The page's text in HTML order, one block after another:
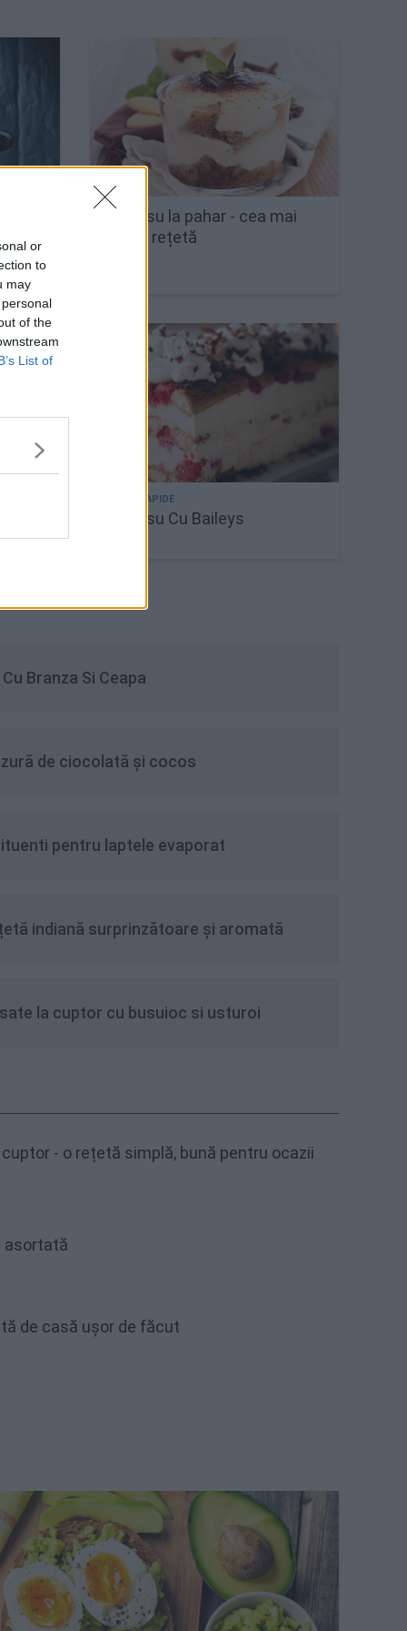
or
to
may
of the
List of
Tiramisu la pahar - cea mai
simplă rețetă
Tiramisu Cu Baileys
Branza Si Ceapa
de ciocolată și cocos
pentru laptele evaporat
indiană surprinzătoare și aromată
la cuptor cu busuioc si usturoi
- o rețetă simplă, bună pentru ocazii
asortată
de casă ușor de făcut